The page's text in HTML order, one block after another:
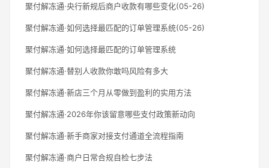
聚付解冻通·央行新规后商户收款有哪些变化(05-26)
聚付解冻通·如何选择最匹配的订单管理系统(05-26)
聚付解冻通·如何选择最匹配的订单管理系统
聚付解冻通·替别人收款你敢吗风险有多大
聚付解冻通·新店三个月从零做到盈利的实用方法
聚付解冻通·2026年你该留意哪些支付政策新动向
聚付解冻通·新手商家对接支付通道全流程指南
聚付解冻通·商户日常合规自检七步法